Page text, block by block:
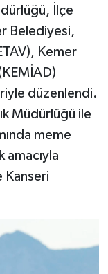
İlçe
Belediyesi,
Kemer
düzenlendi.
Müdürlüğü ile
meme
amacıyla